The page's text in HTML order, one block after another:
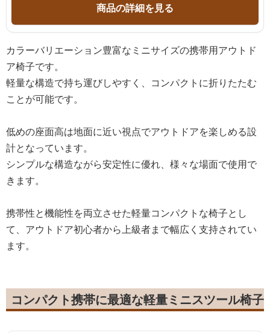
商品の詳細を見る
カラーバリエーション豊富なミニサイズの携帯用アウトド
ア椅子です。
軽量な構造で持ち運びしやすく、コンパクトに折りたたむ
ことが可能です。
低めの座面高は地面に近い視点でアウトドアを楽しめる設
計となっています。
シンプルな構造ながら安定性に優れ、様々な場面で使用で
きます。
携帯性と機能性を両立させた軽量コンパクトな椅子とし
て、アウトドア初心者から上級者まで幅広く支持されてい
ます。
コンパクト携帯に最適な軽量ミニスツール椅子